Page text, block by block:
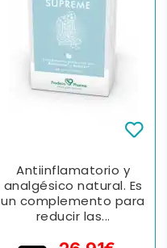
Antiinflamatorio y
analgésico natural. Es
un complemento para
reducir las...